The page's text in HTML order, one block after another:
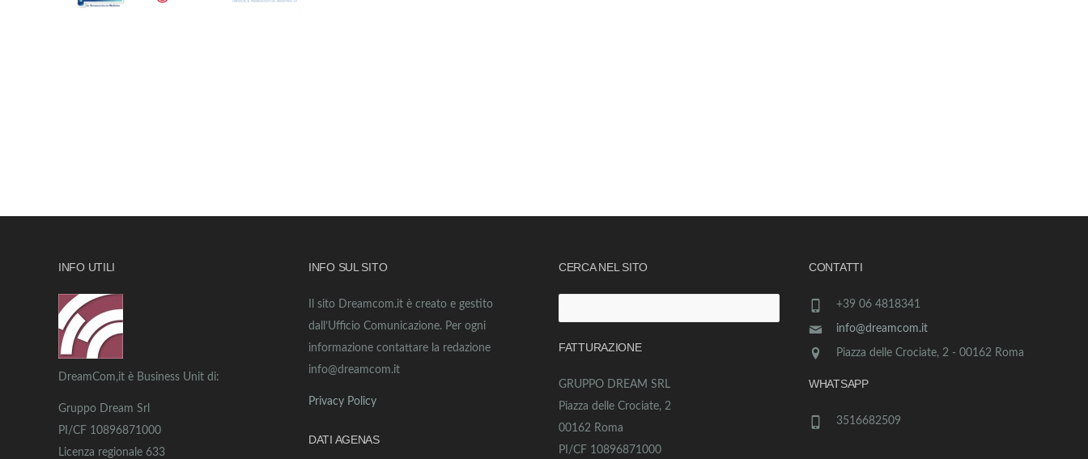
INFO UTILI
DreamCom,it è Business Unit di:
Gruppo Dream Srl
PI/CF 10896871000
Licenza regionale 633
INFO SUL SITO
Il sito Dreamcom.it è creato e gestito
dall’Ufficio Comunicazione. Per ogni
informazione contattare la redazione
info@dreamcom.it
Privacy Policy
DATI AGENAS
CERCA NEL SITO
per:
FATTURAZIONE
GRUPPO DREAM SRL
Piazza delle Crociate, 2
00162 Roma
PI/CF 10896871000
CONTATTI
+39 06 4818341
info@dreamcom.it
Piazza delle Crociate, 2 - 00162 Roma
WHATSAPP
3516682509